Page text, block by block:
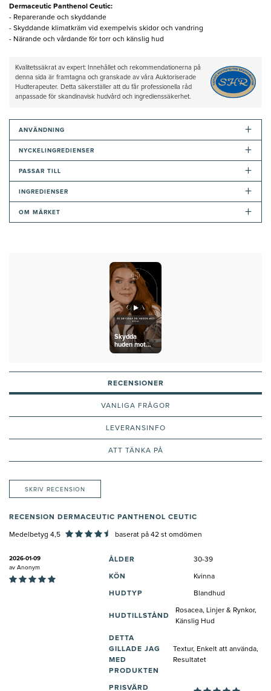
Dermaceutic Panthenol Ceutic:
- Reparerande och skyddande
- Skyddande klimatkräm vid exempelvis skidor och vandring
- Närande och vårdande för torr och känslig hud
Kvalitetssäkrat av expert: Innehållet och rekommendationerna på
denna sida är framtagna och granskade av våra Auktoriserade
Hudterapeuter. Detta säkerställer att du får professionella råd
anpassade för skandinavisk hudvård och ingredienssäkerhet.
ANVÄNDNING +
NYCKELINGREDIENSER +
PASSAR TILL +
INGREDIENSER +
OM MÄRKET +
Skydda
huden mot
kyla
RECENSIONER
VANLIGA FRÅGOR
LEVERANSINFO
ATT TÄNKA PÅ
SKRIV RECENSION
RECENSION DERMACEUTIC PANTHENOL CEUTIC
Medelbetyg 4,5 baserat på 42 st omdömen
2026-01-09
av Anonym
ÅLDER 30-39
KÖN Kvinna
HUDTYP Blandhud
HUDTILLSTÅND
Rosacea, Linjer & Rynkor,
Känslig Hud
DETTA
GILLADE JAG
MED
PRODUKTEN
Textur, Enkelt att använda,
Resultatet
PRISVÄRD